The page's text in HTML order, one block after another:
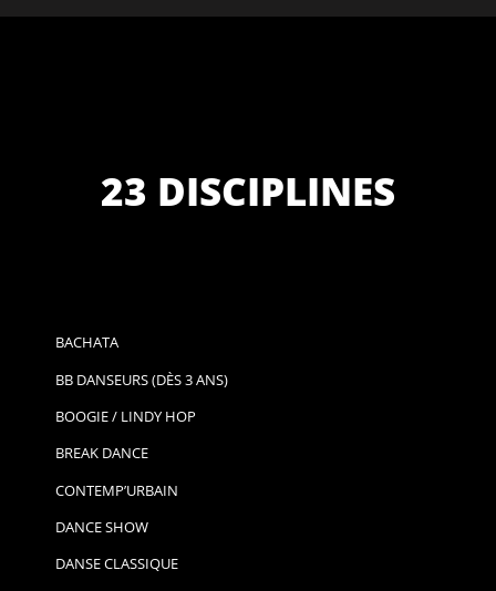
23 DISCIPLINES
BACHATA
BB DANSEURS (DÈS 3 ANS)
BOOGIE / LINDY HOP
BREAK DANCE
CONTEMP’URBAIN
DANCE SHOW
DANSE CLASSIQUE